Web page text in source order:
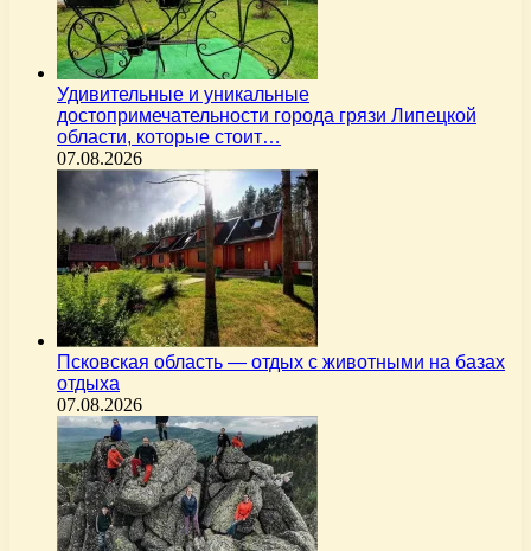
Удивительные и уникальные
достопримечательности города грязи Липецкой
области, которые стоит…
07.08.2026
Псковская область — отдых с животными на базах
отдыха
07.08.2026